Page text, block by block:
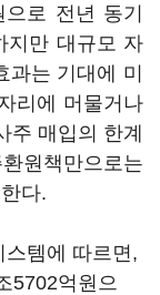
로 전년 동기
지만 대규모 자
는 기대에 미
리에 머물거나
주 매입의 한계
원책만으로는
다.
템에 따르면,
5702억원으